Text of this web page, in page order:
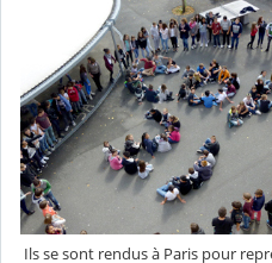
Ils se sont rendus à Paris pour